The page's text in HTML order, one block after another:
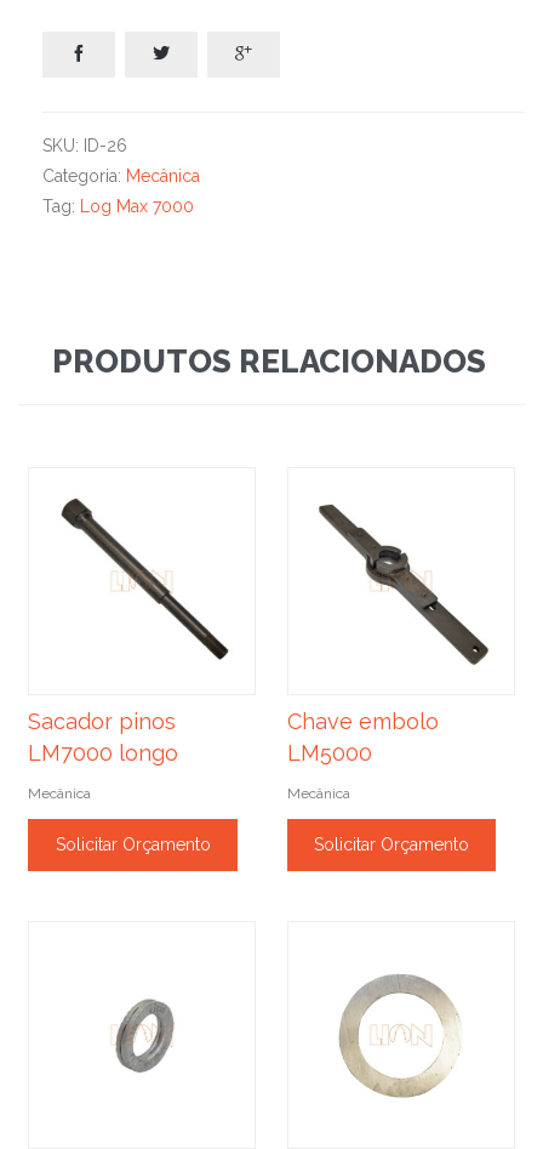
  
SKU:
ID-26
Categoria: Mecânica
Tag: Log Max 7000
PRODUTOS RELACIONADOS
Sacador pinos
LM7000 longo
Mecânica
Solicitar Orçamento
Chave embolo
LM5000
Mecânica
Solicitar Orçamento